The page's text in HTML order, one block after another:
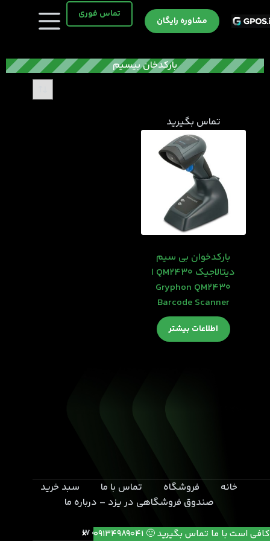
کافی است با ما تماس بگیرید 🙂 09134989041
به
مشاوره رایگان
تماس فوری
بارکدخان بیسیم
تماس بگیرید
بارکدخوان بی سیم
دیتالاجیک QM2430 ا
Gryphon QM2430
Barcode Scanner
اطلاعات بیشتر
خانه فروشگاه تماس با ما
سبد خرید
صندوق فروشگاهی در یزد – درباره ما
یزد- بلوار خامنه ای- انتهای کوچه 17